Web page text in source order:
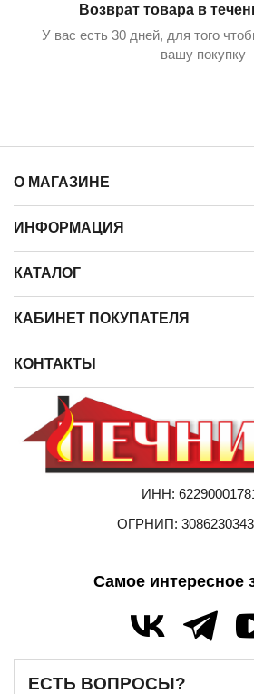
Возврат товара в
У вас есть 30 дней, для того
вашу покупку
О МАГАЗИНЕ
ИНФОРМАЦИЯ
КАТАЛОГ
КАБИНЕТ ПОКУПАТЕЛЯ
КОНТАКТЫ
ИНН:
ОГРНИП:
Самое интересное
ЕСТЬ ВОПРОСЫ?